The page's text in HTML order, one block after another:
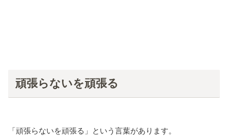
頑張らないを頑張る
「頑張らないを頑張る」という言葉があります。